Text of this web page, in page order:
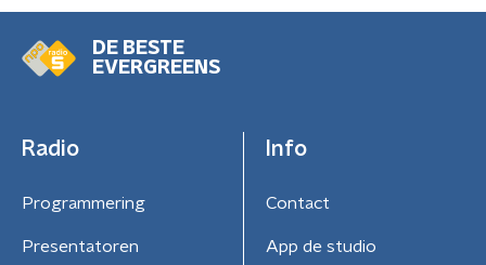
DE BESTE
EVERGREENS
Radio
Programmering
Presentatoren
Info
Contact
App de studio